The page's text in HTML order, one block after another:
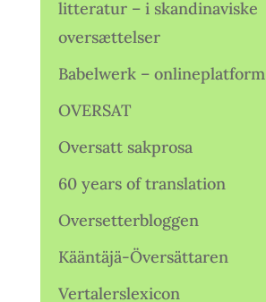
litteratur – i skandinaviske
oversættelser
Babelwerk – onlineplatform
OVERSAT
Oversatt sakprosa
60 years of translation
Oversetterbloggen
Kääntäjä-Översättaren
Vertalerslexicon